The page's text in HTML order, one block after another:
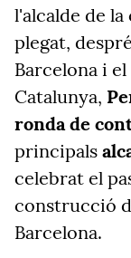
l'alcalde de
plegat,
Barcelona i
Catalunya,
ronda de
principals
celebrat el
construcció
Barcelona.